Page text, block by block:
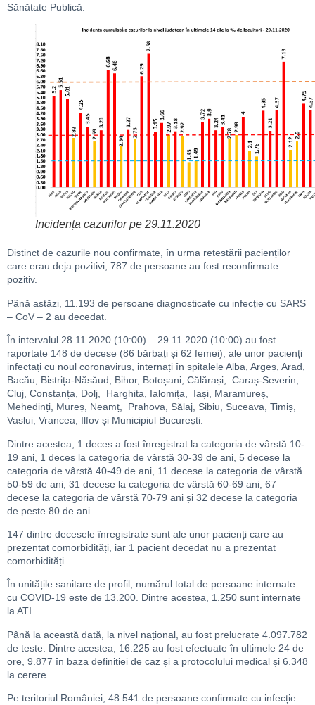
Sănătate Publică:
Incidența cazurilor pe 29.11.2020
Distinct de cazurile nou confirmate, în urma retestării pacienților
care erau deja pozitivi, 787 de persoane au fost reconfirmate
pozitiv.
Până astăzi, 11.193 de persoane diagnosticate cu infecție cu SARS
– CoV – 2 au decedat.
În intervalul 28.11.2020 (10:00) – 29.11.2020 (10:00) au fost
raportate 148 de decese (86 bărbați și 62 femei), ale unor pacienți
infectați cu noul coronavirus, internați în spitalele Alba, Argeș, Arad,
Bacău, Bistrița-Năsăud, Bihor, Botoșani, Călărași, Caraș-Severin,
Cluj, Constanța, Dolj, Harghita, Ialomița, Iași, Maramureș,
Mehedinți, Mureș, Neamț, Prahova, Sălaj, Sibiu, Suceava, Timiș,
Vaslui, Vrancea, Ilfov și Municipiul București.
Dintre acestea, 1 deces a fost înregistrat la categoria de vârstă 10-
19 ani, 1 deces la categoria de vârstă 30-39 de ani, 5 decese la
categoria de vârstă 40-49 de ani, 11 decese la categoria de vârstă
50-59 de ani, 31 decese la categoria de vârstă 60-69 ani, 67
decese la categoria de vârstă 70-79 ani și 32 decese la categoria
de peste 80 de ani.
147 dintre decesele înregistrate sunt ale unor pacienți care au
prezentat comorbidități, iar 1 pacient decedat nu a prezentat
comorbidități.
În unitățile sanitare de profil, numărul total de persoane internate
cu COVID-19 este de 13.200. Dintre acestea, 1.250 sunt internate
la ATI.
Până la această dată, la nivel național, au fost prelucrate 4.097.782
de teste. Dintre acestea, 16.225 au fost efectuate în ultimele 24 de
ore, 9.877 în baza definiției de caz și a protocolului medical și 6.348
la cerere.
Pe teritoriul României, 48.541 de persoane confirmate cu infecție